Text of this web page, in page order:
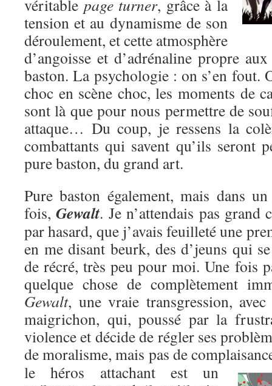
véritable page turner, grâce à la
tension et au dynamisme de son
déroulement, et cette atmosphère
d’angoisse et d’adrénaline propre
baston. La psychologie : on s’en fout.
choc en scène choc, les moments de
sont là que pour nous permettre de
attaque… Du coup, je ressens la
combattants qui savent qu’ils seront
pure baston, du grand art.
Pure baston également, mais dans
fois,Gewalt. Je n’attendais pas grand
par hasard, que j’avais feuilleté une
en me disant beurk, des d’jeuns qui
de récré, très peu pour moi. Une fois
quelque chose de complètement
Gewalt, une vraie transgression,
maigrichon, qui, poussé par la
violence et décide de régler ses
de moralisme, mais pas de
le héros attachant est un